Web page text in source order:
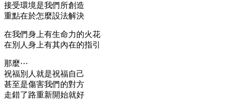
接受環境是我們所創造
重點在於怎麼設法解決
在我們身上有生命力的火花
在別人身上有其內在的指引
那麼⋯
祝福別人就是祝福自己
甚至是傷害我們的對方
走錯了路重新開始就好